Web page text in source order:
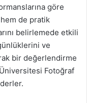
göre
de pratik
belirlemede etkili
ve
bir değerlendirme
Fotoğraf